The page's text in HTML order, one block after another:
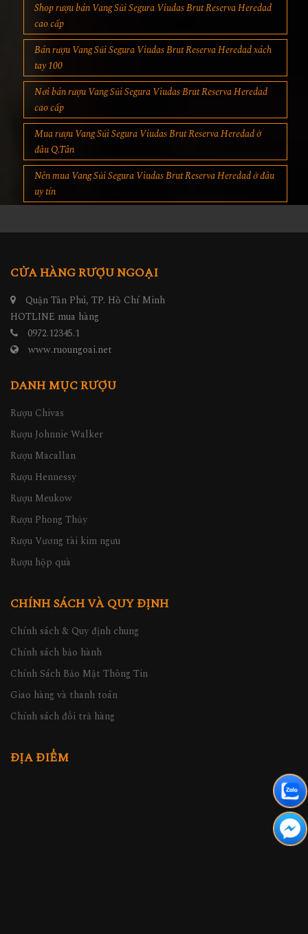
Shop rượu bán Vang Sủi Segura Viudas Brut Reserva Heredad
cao cấp
Bán rượu Vang Sủi Segura Viudas Brut Reserva Heredad xách
tay 100
Nơi bán rượu Vang Sủi Segura Viudas Brut Reserva Heredad
cao cấp
Mua rượu Vang Sủi Segura Viudas Brut Reserva Heredad ở
đâu Q.Tân
Nên mua Vang Sủi Segura Viudas Brut Reserva Heredad ở đâu
uy tín
CỬA HÀNG RƯỢU NGOẠI
Quận Tân Phú, TP. Hồ Chí Minh
HOTLINE mua hàng
0972.12345.1
www.ruoungoai.net
DANH MỤC RƯỢU
Rượu Chivas
Rượu Johnnie Walker
Rượu Macallan
Rượu Hennessy
Rượu Meukow
Rượu Phong Thủy
Rượu Vương tài kim ngưu
Rượu hộp quà
CHÍNH SÁCH VÀ QUY ĐỊNH
Chính sách & Quy định chung
Chính sách bảo hành
Chính Sách Bảo Mật Thông Tin
Giao hàng và thanh toán
Chính sách đổi trả hàng
ĐỊA ĐIỂM